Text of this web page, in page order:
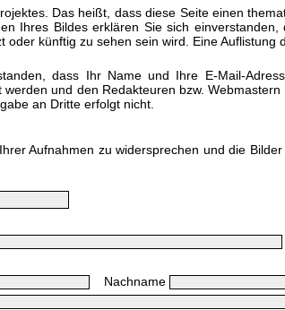
Das heißt, dass diese Seite einen
Ihres Bildes erklären Sie sich
oder künftig zu sehen sein wird. Eine
dass Ihr Name und Ihre E-Mail-
und den Redakteuren bzw.
an Dritte erfolgt nicht.
Aufnahmen zu widersprechen und die
Nachname